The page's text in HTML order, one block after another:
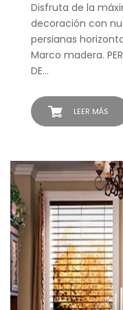
LEER MÁS
Disfruta de la
decoración con
persianas
Marco madera.
DE…